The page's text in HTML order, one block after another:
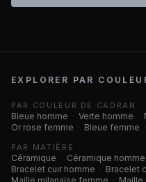
EXPLORER PAR
PAR COULEUR DE CADRAN
Bleue homme · Verte homme ·
Or rose femme · Bleue femme ·
PAR MATIÈRE
Céramique · Céramique homme
Bracelet cuir homme · Bracelet